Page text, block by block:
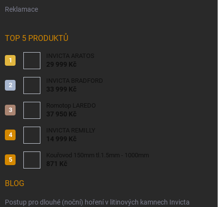
Reklamace
TOP 5 PRODUKTŮ
INVICTA ARATOS
29 999 Kč
INVICTA BRADFORD
33 999 Kč
Romotop LAREDO
37 950 Kč
INVICTA REMILLY
14 999 Kč
Kouřovod 150mm tl.1.5mm - 1000mm
871 Kč
BLOG
Postup pro dlouhé (noční) hoření v litinových kamnech Invicta